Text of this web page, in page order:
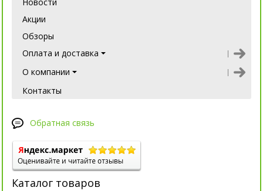
Акции
Обзоры
Оплата и доставка
О компании
Контакты
Обратная связь
Каталог товаров